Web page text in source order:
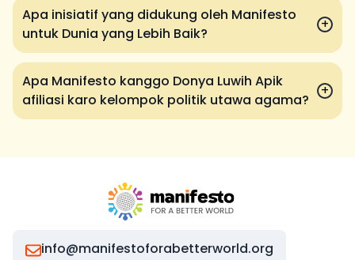
Apa inisiatif yang didukung oleh Manifesto
untuk Dunia yang Lebih Baik?
+
Apa Manifesto kanggo Donya Luwih Apik
afiliasi karo kelompok politik utawa agama?
+
info@manifestoforabetterworld.org